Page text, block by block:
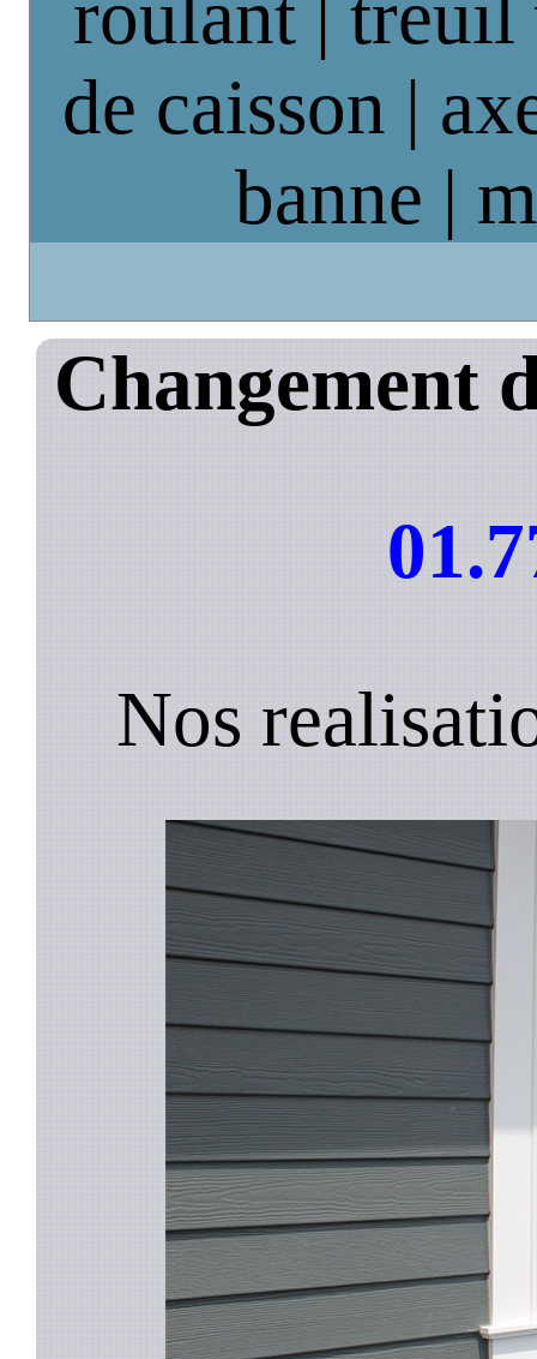
de caisson |
banne |
Changement
Nos